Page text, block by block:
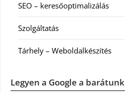
SEO – keresőoptimalizálás
Szolgáltatás
Tárhely – Weboldalkészítés
Legyen a Google a barátunk